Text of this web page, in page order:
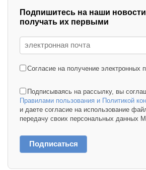
Подпишитесь на наши
получать их первыми
Согласие на получение электронных
Подписываясь на рассылку, вы
Правилами пользования и Политикой
и даете согласие на использование
передачу своих персональных данных
Подписаться